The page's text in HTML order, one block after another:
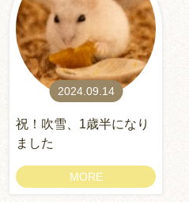
2024.09.14
祝！吹雪、1歳半になり
ました
MORE